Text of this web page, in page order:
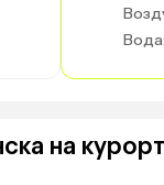
Вода:
на